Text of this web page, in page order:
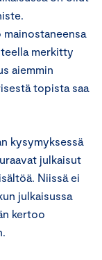
merkitty
aiemmin
topista saa
kysymyksessä
julkaisut
Niissä ei
julkaisussa
kertoo